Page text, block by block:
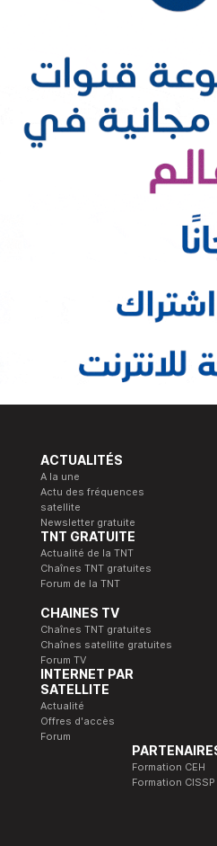
ACTUALITÉS
A la une
Actu des fréquences
satellite
Newsletter gratuite
TNT GRATUITE
Actualité de la TNT
Chaînes TNT gratuites
Forum de la TNT
CHAINES TV
Chaînes TNT gratuites
Chaînes satellite gratuites
Forum TV
INTERNET PAR
SATELLITE
Actualité
Offres d'accès
Forum
Formation CEH
Formation CISSP